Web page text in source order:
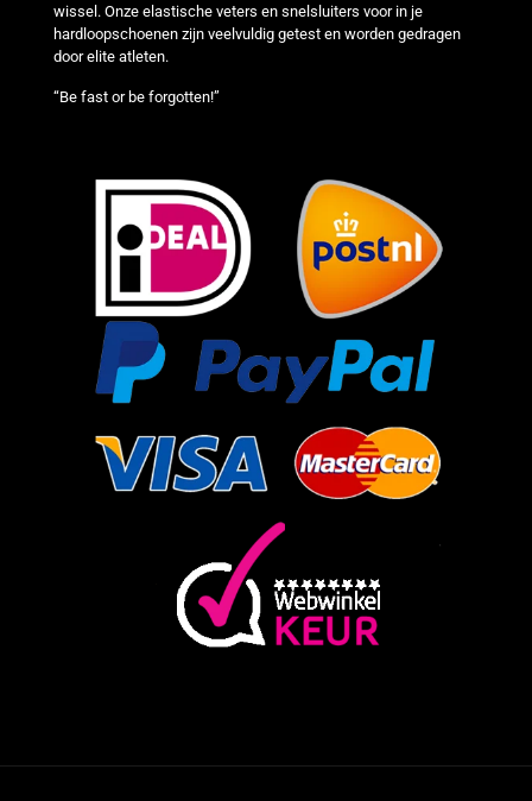
wissel. Onze elastische veters en snelsluiters voor in je
hardloopschoenen zijn veelvuldig getest en worden gedragen
door elite atleten.
“Be fast or be forgotten!”